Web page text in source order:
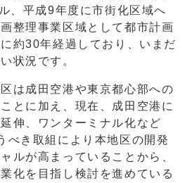
、平成9年度に市街化区域へ
整理事業区域として都市計画
約30年経過しており、いまだ
状況です。
は成田空港や東京都心部への
とに加え、現在、成田空港に
伸、ワンターミナル化など
べき取組により本地区の開発
ルが高まっていることから、
化を目指し検討を進めている